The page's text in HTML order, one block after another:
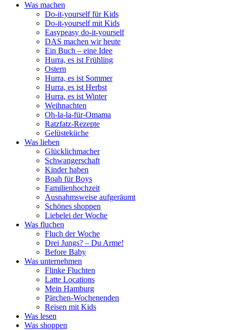
Was machen
Do-it-yourself für Kids
Do-it-yourself mit Kids
Easypeasy do-it-yourself
DAS machen wir heute
Ein Buch – eine Idee
Hurra, es ist Frühling
Ostern
Hurra, es ist Sommer
Hurra, es ist Herbst
Hurra, es ist Winter
Weihnachten
Oh-la-la-für-Omama
Ratzfatz-Rezepte
Gelüsteküche
Was lieben
Glücklichmacher
Schwangerschaft
Kinder haben
Boah für Boys
Familienhochzeit
Ausnahmsweise aufgeräumt
Schönes shoppen
Liebelei der Woche
Was fluchen
Fluch der Woche
Drei Jungs? – Du Arme!
Before Baby
Was unternehmen
Flinke Fluchten
Latte Locations
Mein Hamburg
Pärchen-Wochenenden
Reisen mit Kids
Was lesen
Was shoppen